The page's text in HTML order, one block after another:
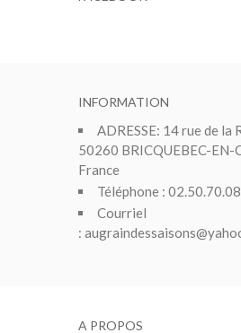
INFORMATION
ADRESSE: 14 rue de la
50260 BRICQUEBEC-EN-
France
Téléphone :
Courriel
:
A PROPOS